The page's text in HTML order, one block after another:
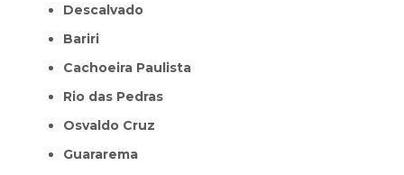
Descalvado
Bariri
Cachoeira Paulista
Rio das Pedras
Osvaldo Cruz
Guararema